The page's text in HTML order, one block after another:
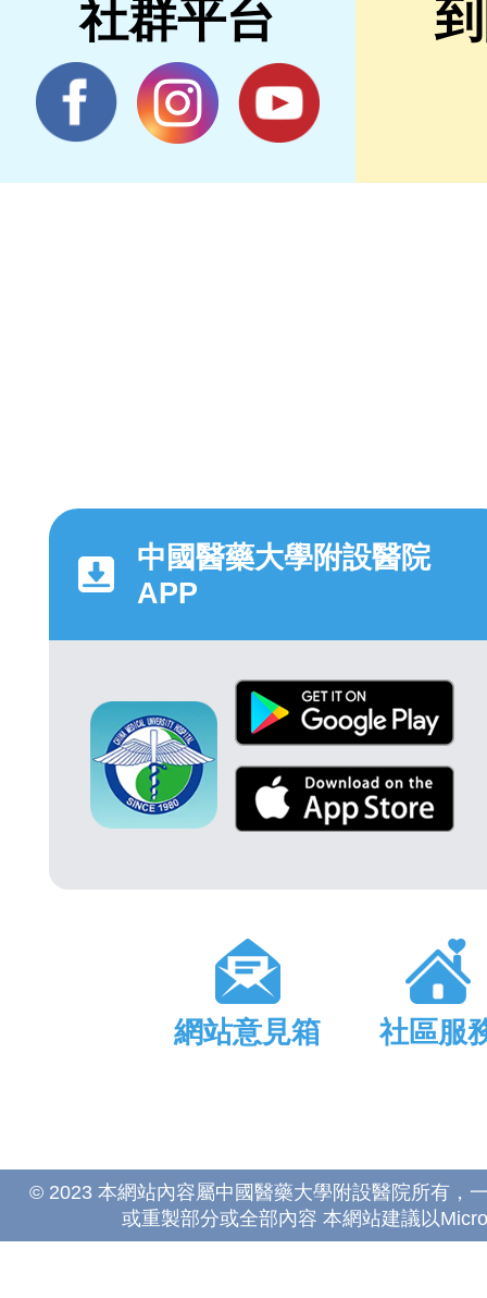
社群平台
中國醫藥大學附設醫院
APP
網站意見箱 社區服
© 2023 本網站內容屬中國醫藥大學附設醫院所有，
或重製部分或全部內容 本網站建議以